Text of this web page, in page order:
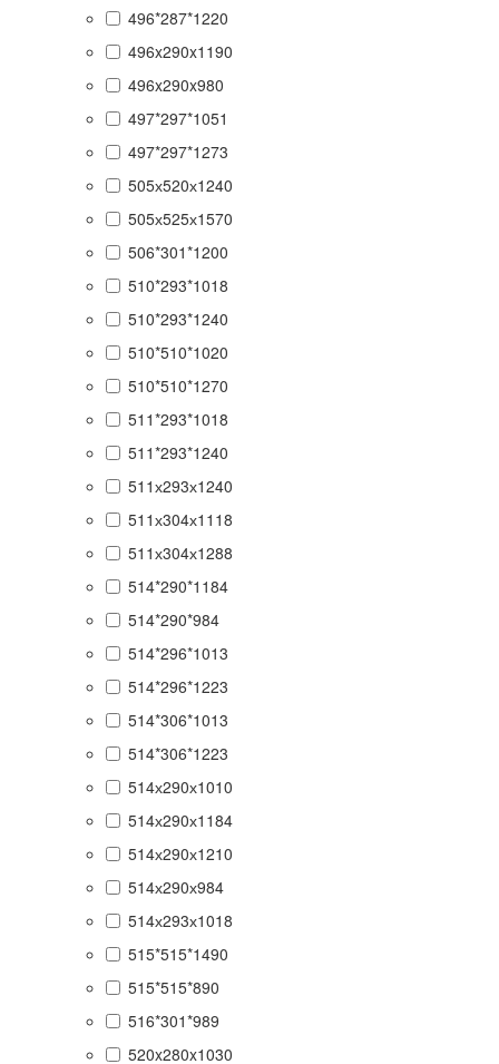
496*287*1220
496x290x1190
496x290x980
497*297*1051
497*297*1273
505х520х1240
505х525х1570
506*301*1200
510*293*1018
510*293*1240
510*510*1020
510*510*1270
511*293*1018
511*293*1240
511х293х1240
511х304х1118
511х304х1288
514*290*1184
514*290*984
514*296*1013
514*296*1223
514*306*1013
514*306*1223
514х290х1010
514х290х1184
514х290х1210
514х290х984
514х293х1018
515*515*1490
515*515*890
516*301*989
520x280x1030